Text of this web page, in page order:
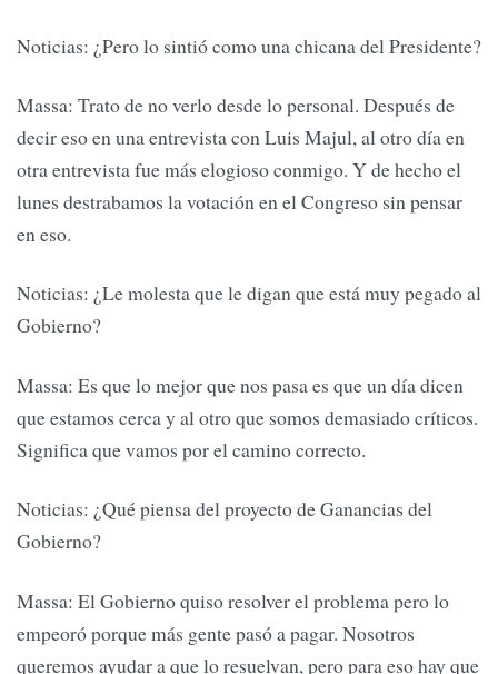
Noticias: ¿Pero lo sintió como una chicana del Presidente?
Massa: Trato de no verlo desde lo personal. Después de
decir eso en una entrevista con Luis Majul, al otro día en
otra entrevista fue más elogioso conmigo. Y de hecho el
lunes destrabamos la votación en el Congreso sin pensar
en eso.
Noticias: ¿Le molesta que le digan que está muy pegado al
Gobierno?
Massa: Es que lo mejor que nos pasa es que un día dicen
que estamos cerca y al otro que somos demasiado críticos.
Significa que vamos por el camino correcto.
Noticias: ¿Qué piensa del proyecto de Ganancias del
Gobierno?
Massa: El Gobierno quiso resolver el problema pero lo
empeoró porque más gente pasó a pagar. Nosotros
queremos ayudar a que lo resuelvan, pero para eso hay que